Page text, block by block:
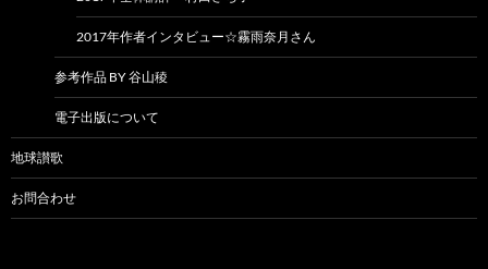
2017年作者インタビュー☆霧雨奈月さん
参考作品 BY 谷山稜
電子出版について
地球讃歌
お問合わせ